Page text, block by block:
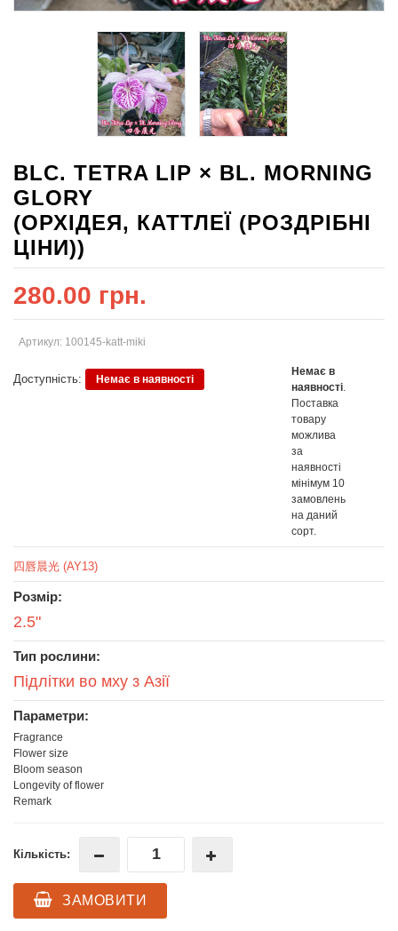
BLC. TETRA LIP × BL. MORNING
GLORY
(ОРХІДЕЯ, КАТТЛЕЇ (РОЗДРІБНІ
ЦІНИ))
280.00 грн.
Артикул: 100145-katt-miki
Доступність: Немає в наявності
Немає в
наявності
Поставка
товару
можлива
за
наявності
мінімум 10
замовлень
на даний
сорт.
四唇晨光 (AY13)
Розмір:
2.5"
Тип рослини:
Підлітки во мху з Азії
Параметри:
Fragrance
Flower size
Bloom season
Longevity of flower
Remark
Кількість:
ЗАМОВИТИ